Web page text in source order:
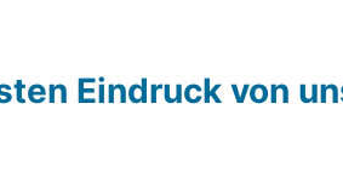
Eindruck von